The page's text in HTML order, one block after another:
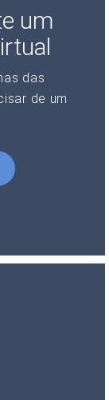
um
das
de um